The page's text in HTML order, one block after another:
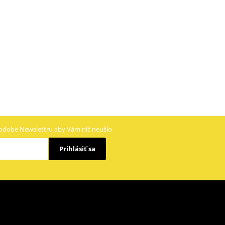
Newslettru aby Vám nič neušlo
Prihlásiť sa